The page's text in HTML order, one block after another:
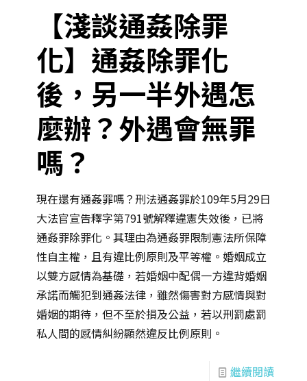
【淺談通姦除罪
化】通姦除罪化
後，另一半外遇怎
麼辦？外遇會無罪
嗎？
現在還有通姦罪嗎？刑法通姦罪於109年5月29日
大法官宣告釋字第791號解釋違憲失效後，已將
通姦罪除罪化。其理由為通姦罪限制憲法所保障
性自主權，且有違比例原則及平等權。婚姻成立
以雙方感情為基礎，若婚姻中配偶一方違背婚姻
承諾而觸犯到通姦法律，雖然傷害對方感情與對
婚姻的期待，但不至於損及公益，若以刑罰處罰
私人間的感情糾紛顯然違反比例原則。
繼續閱讀